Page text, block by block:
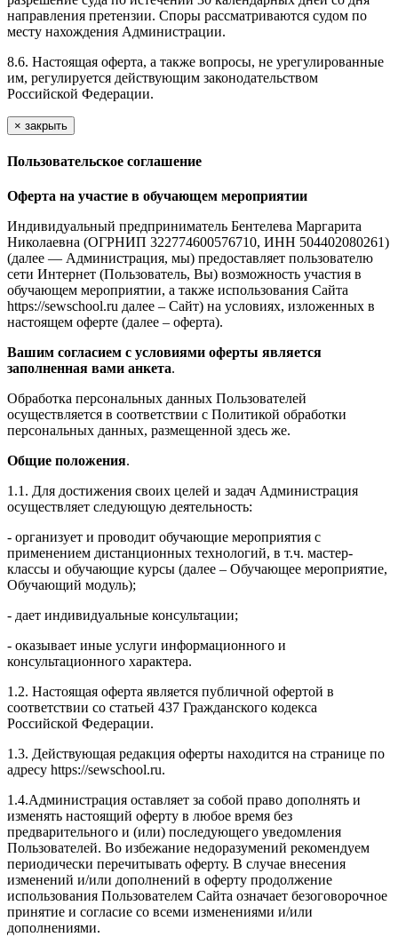
направления претензии. Споры рассматриваются судом по
месту нахождения Администрации.
8.6. Настоящая оферта, а также вопросы, не урегулированные
им, регулируется действующим законодательством
Российской Федерации.
× закрыть
Пользовательское соглашение
Оферта на участие в обучающем мероприятии
Индивидуальный предприниматель Бентелева Маргарита
Николаевна (ОГРНИП 322774600576710, ИНН 504402080261)
(далее — Администрация, мы) предоставляет пользователю
сети Интернет (Пользователь, Вы) возможность участия в
обучающем мероприятии, а также использования Сайта
https://sewschool.ru далее – Сайт) на условиях, изложенных в
настоящем оферте (далее – оферта).
Вашим согласием с условиями оферты является
заполненная вами анкета.
Обработка персональных данных Пользователей
осуществляется в соответствии с Политикой обработки
персональных данных, размещенной здесь же.
Общие положения.
1.1. Для достижения своих целей и задач Администрация
осуществляет следующую деятельность:
- организует и проводит обучающие мероприятия с
применением дистанционных технологий, в т.ч. мастер-
классы и обучающие курсы (далее – Обучающее мероприятие,
Обучающий модуль);
- дает индивидуальные консультации;
- оказывает иные услуги информационного и
консультационного характера.
1.2. Настоящая оферта является публичной офертой в
соответствии со статьей 437 Гражданского кодекса
Российской Федерации.
1.3. Действующая редакция оферты находится на странице по
адресу https://sewschool.ru.
1.4.Администрация оставляет за собой право дополнять и
изменять настоящий оферту в любое время без
предварительного и (или) последующего уведомления
Пользователей. Во избежание недоразумений рекомендуем
периодически перечитывать оферту. В случае внесения
изменений и/или дополнений в оферту продолжение
использования Пользователем Сайта означает безоговорочное
принятие и согласие со всеми изменениями и/или
дополнениями.